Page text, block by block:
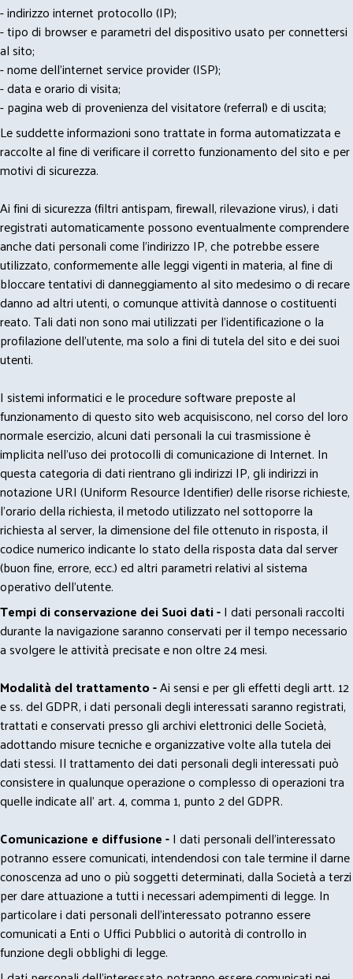
- indirizzo internet protocollo (IP);
- tipo di browser e parametri del dispositivo usato per connettersi
al sito;
- nome dell'internet service provider (ISP);
- data e orario di visita;
- pagina web di provenienza del visitatore (referral) e di uscita;
Le suddette informazioni sono trattate in forma automatizzata e
raccolte al fine di verificare il corretto funzionamento del sito e per
motivi di sicurezza.
Ai fini di sicurezza (filtri antispam, firewall, rilevazione virus), i dati
registrati automaticamente possono eventualmente comprendere
anche dati personali come l'indirizzo IP, che potrebbe essere
utilizzato, conformemente alle leggi vigenti in materia, al fine di
bloccare tentativi di danneggiamento al sito medesimo o di recare
danno ad altri utenti, o comunque attività dannose o costituenti
reato. Tali dati non sono mai utilizzati per l'identificazione o la
profilazione dell'utente, ma solo a fini di tutela del sito e dei suoi
utenti.
I sistemi informatici e le procedure software preposte al
funzionamento di questo sito web acquisiscono, nel corso del loro
normale esercizio, alcuni dati personali la cui trasmissione è
implicita nell'uso dei protocolli di comunicazione di Internet. In
questa categoria di dati rientrano gli indirizzi IP, gli indirizzi in
notazione URI (Uniform Resource Identifier) delle risorse richieste,
l'orario della richiesta, il metodo utilizzato nel sottoporre la
richiesta al server, la dimensione del file ottenuto in risposta, il
codice numerico indicante lo stato della risposta data dal server
(buon fine, errore, ecc.) ed altri parametri relativi al sistema
operativo dell'utente.
Tempi di conservazione dei Suoi dati -I dati personali raccolti
durante la navigazione saranno conservati per il tempo necessario
a svolgere le attività precisate e non oltre 24 mesi.
Modalità del trattamento -Ai sensi e per gli effetti degli artt. 12
e ss. del GDPR, i dati personali degli interessati saranno registrati,
trattati e conservati presso gli archivi elettronici delle Società,
adottando misure tecniche e organizzative volte alla tutela dei
dati stessi. Il trattamento dei dati personali degli interessati può
consistere in qualunque operazione o complesso di operazioni tra
quelle indicate all' art. 4, comma 1, punto 2 del GDPR.
Comunicazione e diffusione -I dati personali dell’interessato
potranno essere comunicati, intendendosi con tale termine il darne
conoscenza ad uno o più soggetti determinati, dalla Società a terzi
per dare attuazione a tutti i necessari adempimenti di legge. In
particolare i dati personali dell’interessato potranno essere
comunicati a Enti o Uffici Pubblici o autorità di controllo in
funzione degli obblighi di legge.